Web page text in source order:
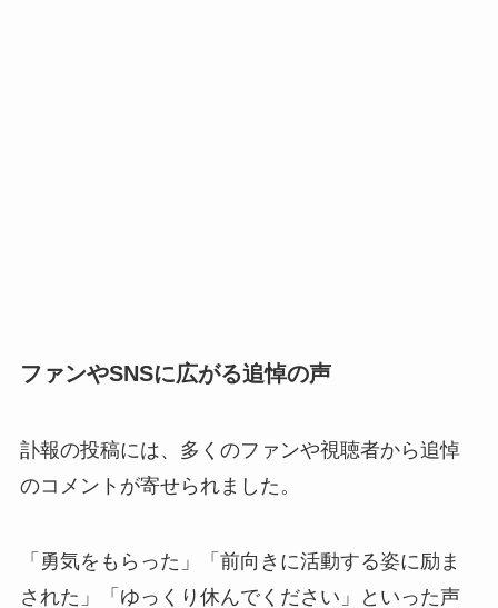
ファンやSNSに広がる追悼の声
訃報の投稿には、多くのファンや視聴者から追悼
のコメントが寄せられました。
「勇気をもらった」「前向きに活動する姿に励ま
された」「ゆっくり休んでください」といった声